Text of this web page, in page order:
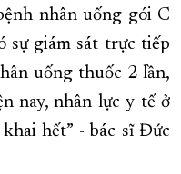
nhân uống gói C
sự giám sát trực tiếp
uống thuốc 2 lần,
nay, nhân lực y tế ở
hết” - bác sĩ Đức